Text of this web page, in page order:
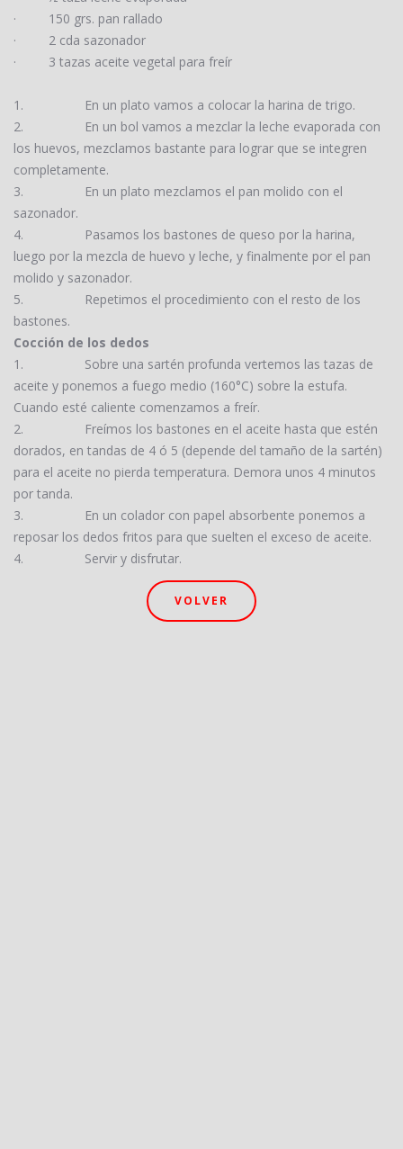
·
150 grs. pan rallado
·
2 cda sazonador
·
3 tazas aceite vegetal para freír
1.
En un plato vamos a colocar la harina de trigo.
2.
En un bol vamos a mezclar la leche evaporada con
los huevos, mezclamos bastante para lograr que se integren
completamente.
3.
En un plato mezclamos el pan molido con el
sazonador.
4.
Pasamos los bastones de queso por la harina,
luego por la mezcla de huevo y leche, y finalmente por el pan
molido y sazonador.
5.
Repetimos el procedimiento con el resto de los
bastones.
Cocción de los dedos
1.
Sobre una sartén profunda vertemos las tazas de
aceite y ponemos a fuego medio (160°C) sobre la estufa.
Cuando esté caliente comenzamos a freír.
2.
Freímos los bastones en el aceite hasta que estén
dorados, en tandas de 4 ó 5 (depende del tamaño de la sartén)
para el aceite no pierda temperatura. Demora unos 4 minutos
por tanda.
3.
En un colador con papel absorbente ponemos a
reposar los dedos fritos para que suelten el exceso de aceite.
4.
Servir y disfrutar.
VOLVER